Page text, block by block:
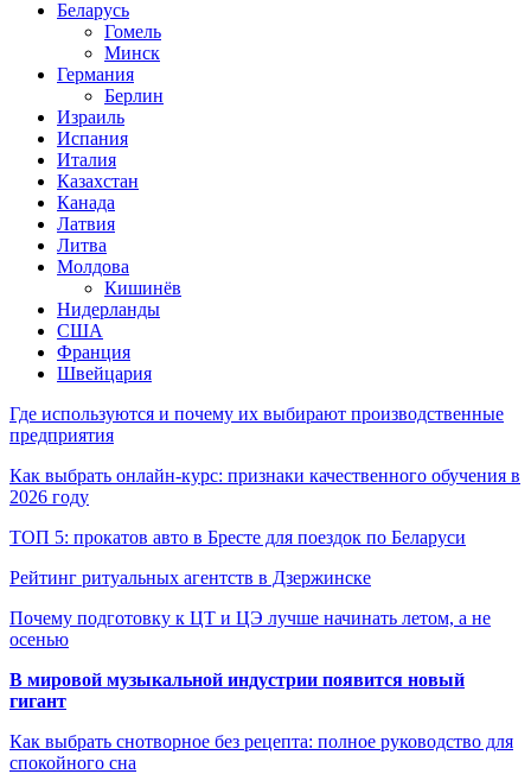
Беларусь
Гомель
Минск
Германия
Берлин
Израиль
Испания
Италия
Казахстан
Канада
Латвия
Литва
Молдова
Кишинёв
Нидерланды
США
Франция
Швейцария
Где используются и почему их выбирают производственные
предприятия
Как выбрать онлайн-курс: признаки качественного обучения в
2026 году
ТОП 5: прокатов авто в Бресте для поездок по Беларуси
Рейтинг ритуальных агентств в Дзержинске
Почему подготовку к ЦТ и ЦЭ лучше начинать летом, а не
осенью
В мировой музыкальной индустрии появится новый
гигант
Как выбрать снотворное без рецепта: полное руководство для
спокойного сна